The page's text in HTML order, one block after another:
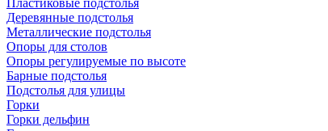
Пластиковые подстолья
Деревянные подстолья
Металлические подстолья
Опоры для столов
Опоры регулируемые по высоте
Барные подстолья
Подстолья для улицы
Горки
Горки дельфин